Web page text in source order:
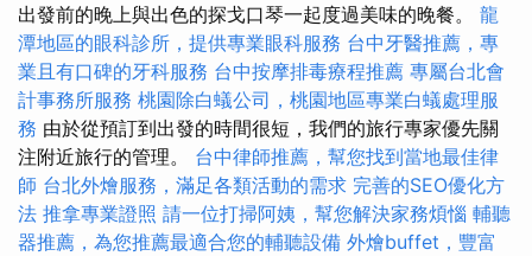
出發前的晚上與出色的探戈口琴一起度過美味的晚餐。 龍
潭地區的眼科診所，提供專業眼科服務 台中牙醫推薦，專
業且有口碑的牙科服務 台中按摩排毒療程推薦 專屬台北會
計事務所服務 桃園除白蟻公司，桃園地區專業白蟻處理服
務 由於從預訂到出發的時間很短，我們的旅行專家優先關
注附近旅行的管理。 台中律師推薦，幫您找到當地最佳律
師 台北外燴服務，滿足各類活動的需求 完善的SEO優化方
法 推拿專業證照 請一位打掃阿姨，幫您解決家務煩惱 輔聽
器推薦，為您推薦最適合您的輔聽設備 外燴buffet，豐富